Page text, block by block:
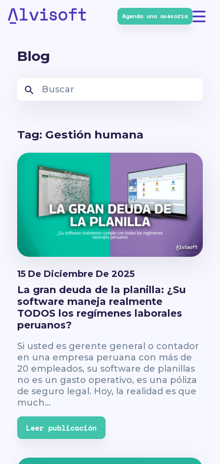
Agenda una asesoría
Blog
Tag: Gestión humana
15 De Diciembre De 2025
La gran deuda de la planilla: ¿Su
software maneja realmente
TODOS los regímenes laborales
peruanos?
Si usted es gerente general o contador
en una empresa peruana con más de
20 empleados, su software de planillas
no es un gasto operativo, es una póliza
de seguro legal. Hoy, la realidad es que
much...
Leer publicación